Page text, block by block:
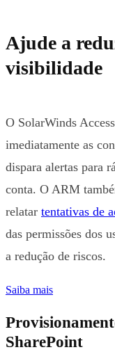
Ajude a
visibilidade
O SolarWinds
imediatamente as
dispara alertas para
conta. O ARM
relatar tentativas de
das permissões dos
a redução de riscos.
Saiba mais
SharePoint